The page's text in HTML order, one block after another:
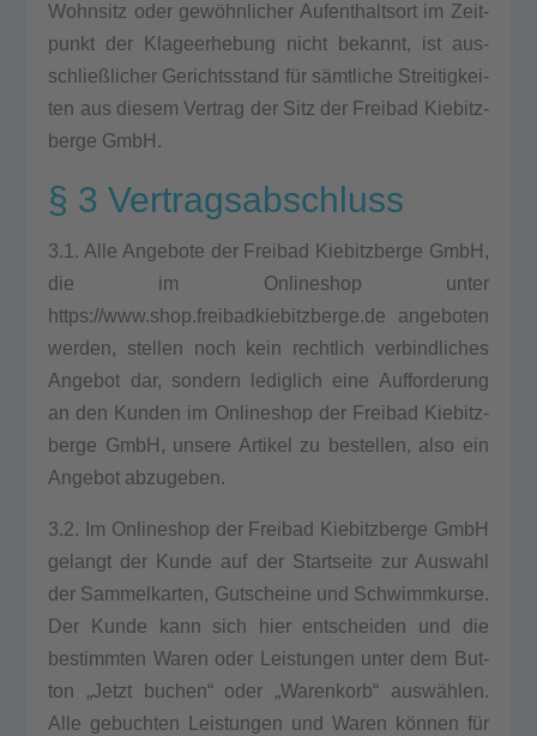
Wohn­sitz oder gewöhnlicher Auf­ent­halts­ort im Zeit­
punkt der Kla­ge­er­he­bung nicht bekannt, ist aus­
schließ­li­cher Gerichts­stand für sämtliche Strei­tig­kei­
ten aus die­sem Ver­trag der Sitz der Frei­bad Kie­bitz­
ber­ge GmbH.
§ 3 Vertragsabschluss
3.1. Alle Ange­bo­te der Frei­bad Kie­bitz­ber­ge GmbH,
die im Online­shop unter
https://www.shop.freibadkiebitzberge.de ange­bo­ten
wer­den, stel­len noch kein recht­lich ver­bind­li­ches
Ange­bot dar, son­dern ledig­lich eine Auf­for­de­rung
an den Kun­den im Online­shop der Frei­bad Kie­bitz­
ber­ge GmbH, unse­re Arti­kel zu bestel­len, also ein
Ange­bot abzu­ge­ben.
3.2. Im Online­shop der Frei­bad Kie­bitz­ber­ge GmbH
gelangt der Kun­de auf der Start­sei­te zur Aus­wahl
der Sam­mel­kar­ten, Gut­schei­ne und Schwimm­kur­se.
Der Kun­de kann sich hier ent­schei­den und die
bestimm­ten Waren oder Leis­tun­gen unter dem But­
ton „Jetzt buchen“ oder „Waren­korb“ auswählen.
Alle gebuch­ten Leis­tun­gen und Waren können für